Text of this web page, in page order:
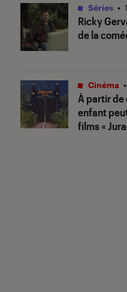
Ricky
de la
Séries •
À partir de
enfant
films «
Cinéma •